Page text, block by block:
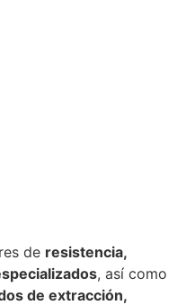
de resistencia,
, así como
de extracción,